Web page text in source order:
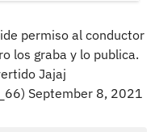
permiso al conductor
los graba y lo publica.
Jajaj
September 8, 2021